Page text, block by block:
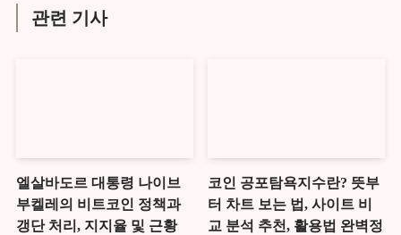
관련 기사
엘살바도르 대통령 나이브
부켈레의 비트코인 정책과
갱단 처리, 지지율 및 근황
코인 공포탐욕지수란? 뜻부
터 차트 보는 법, 사이트 비
교 분석 추천, 활용법 완벽정